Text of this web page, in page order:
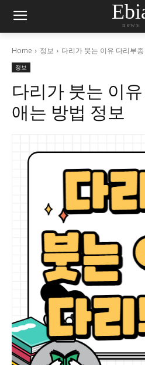
news
Home 정보 다리가 붓는 이유 다리부
정보
다리가 붓는 이
애는 방법 정보